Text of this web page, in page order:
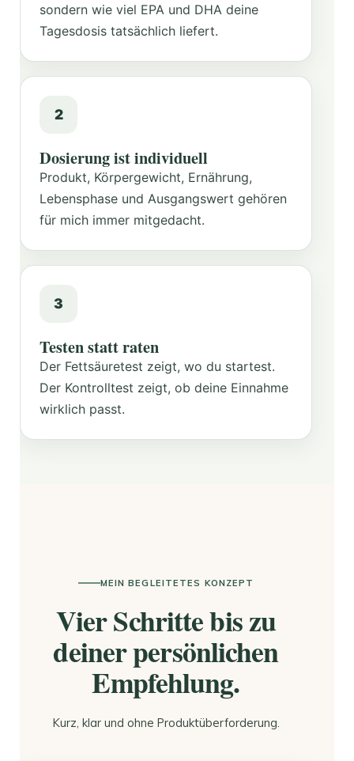
sondern wie viel EPA und DHA deine
Tagesdosis tatsächlich liefert.
2
Dosierung ist individuell
Produkt, Körpergewicht, Ernährung,
Lebensphase und Ausgangswert gehören
für mich immer mitgedacht.
3
Testen statt raten
Der Fettsäuretest zeigt, wo du startest.
Der Kontrolltest zeigt, ob deine Einnahme
wirklich passt.
MEIN BEGLEITETES KONZEPT
Vier Schritte bis zu
deiner persönlichen
Empfehlung.
Kurz, klar und ohne Produktüberforderung.